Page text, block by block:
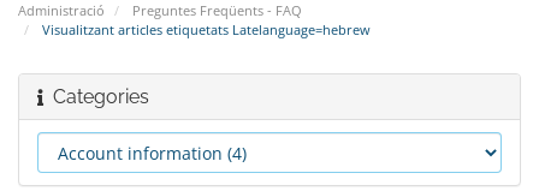
Administració
Preguntes Freqüents - FAQ
Visualitzant articles etiquetats Latelanguage=hebrew
Categories